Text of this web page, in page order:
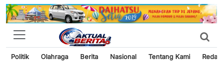
Politik Olahraga Berita Nasional Tentang Kami